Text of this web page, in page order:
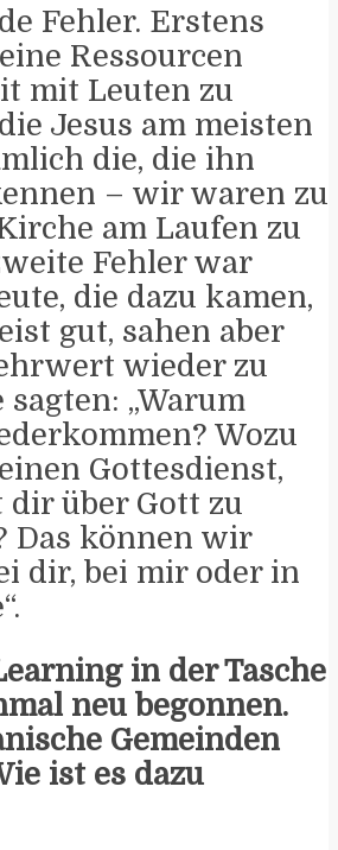
Fehler. Erstens
Ressourcen
mit Leuten zu
Jesus am meisten
die, die ihn
– wir waren zu
am Laufen zu
Fehler war
die dazu kamen,
gut, sahen aber
wieder zu
sagten: „Warum
Wozu
Gottesdienst,
über Gott zu
Das können wir
dir, bei mir oder in
in der Tasche
neu begonnen.
Gemeinden
ist es dazu